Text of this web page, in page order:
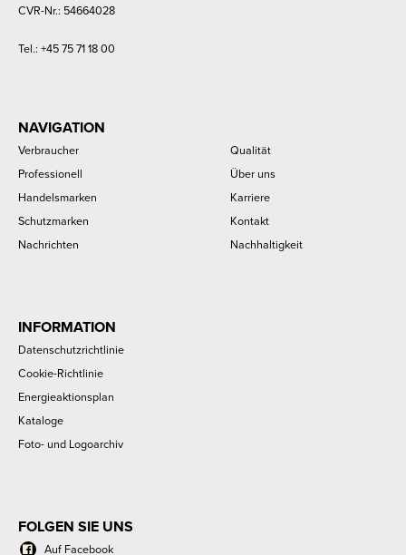
CVR-Nr.: 54664028
Tel.: +45 75 71 18 00
NAVIGATION
Verbraucher
Professionell
Handelsmarken
Schutzmarken
Nachrichten
Qualität
Über uns
Karriere
Kontakt
Nachhaltigkeit
INFORMATION
Datenschutzrichtlinie
Cookie-Richtlinie
Energieaktionsplan
Kataloge
Foto- und Logoarchiv
FOLGEN SIE UNS
Auf Facebook